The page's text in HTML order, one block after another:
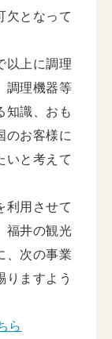
欠となって
以上に調理
調理機器等
知識、おも
のお客様に
いと考えて
利用させて
福井の観光
、次の事業
りますよう
ら